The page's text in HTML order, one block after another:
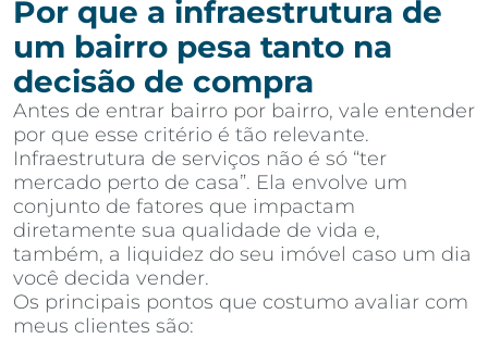
Por que a infraestrutura de
um bairro pesa tanto na
decisão de compra
Antes de entrar bairro por bairro, vale entender
por que esse critério é tão relevante.
Infraestrutura de serviços não é só “ter
mercado perto de casa”. Ela envolve um
conjunto de fatores que impactam
diretamente sua qualidade de vida e,
também, a liquidez do seu imóvel caso um dia
você decida vender.
Os principais pontos que costumo avaliar com
meus clientes são: